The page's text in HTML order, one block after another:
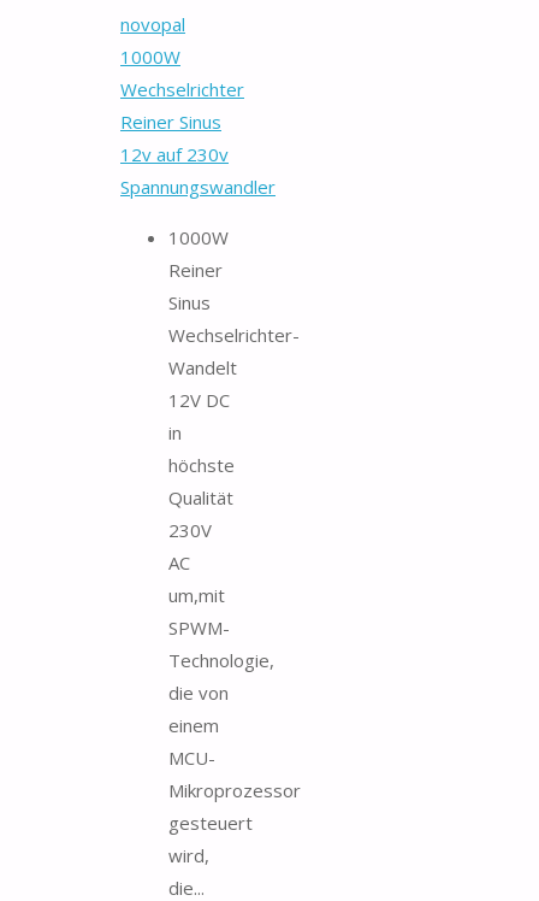
novopal
1000W
Wechselrichter
Reiner Sinus
12v auf 230v
Spannungswandler
1000W
Reiner
Sinus
Wechselrichter-
Wandelt
12V DC
in
höchste
Qualität
230V
AC
um,mit
SPWM-
Technologie,
die von
einem
MCU-
Mikroprozessor
gesteuert
wird,
die...